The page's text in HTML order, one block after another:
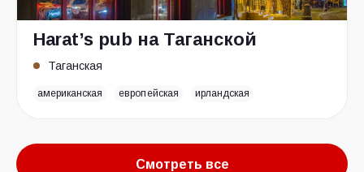
Harat’s pub на Таганской
Таганская
американская европейская ирландская
Смотреть все